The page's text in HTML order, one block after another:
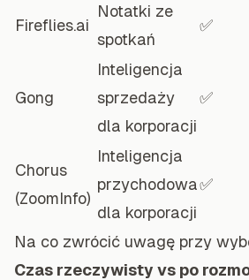
Fireflies.ai
Notatki ze
spotkań
✅
Gong
Inteligencja
sprzedaży
dla korporacji
✅
Chorus
(ZoomInfo)
Inteligencja
przychodowa
dla korporacji
✅
Na co zwrócić uwagę przy
Czas rzeczywisty vs po